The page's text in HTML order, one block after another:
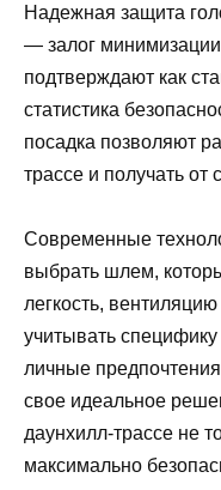
Надежная защита
— залог
подтверждают как
статистика
посадка позволяют
трассе и получать от
Современные
выбрать шлем,
легкость,
учитывать
личные
свое идеальное
даунхилл-трассе не
максимально